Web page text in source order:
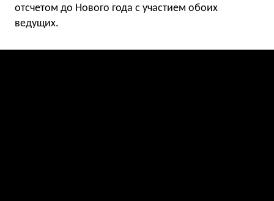
отсчетом до Нового года с участием обоих
ведущих.